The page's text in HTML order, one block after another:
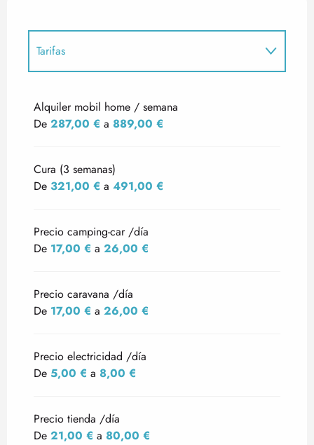
Tarifas
Alquiler mobil home / semana
De 287,00 € a 889,00 €
Cura (3 semanas)
De 321,00 € a 491,00 €
Precio camping-car /día
De 17,00 € a 26,00 €
Precio caravana /día
De 17,00 € a 26,00 €
Precio electricidad /día
De 5,00 € a 8,00 €
Precio tienda /día
De 21,00 € a 80,00 €